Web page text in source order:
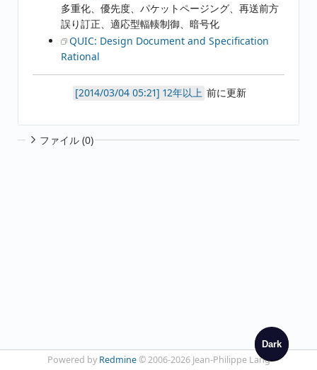
Dark
多重化、優先度、パケットページング、再送前方
誤り訂正、適応型輻輳制御、暗号化
QUIC: Design Document and Specification
Rational
12年以上 前に更新
ファイル (0)
Powered by Redmine© 2006-2026 Jean-Philippe Lang